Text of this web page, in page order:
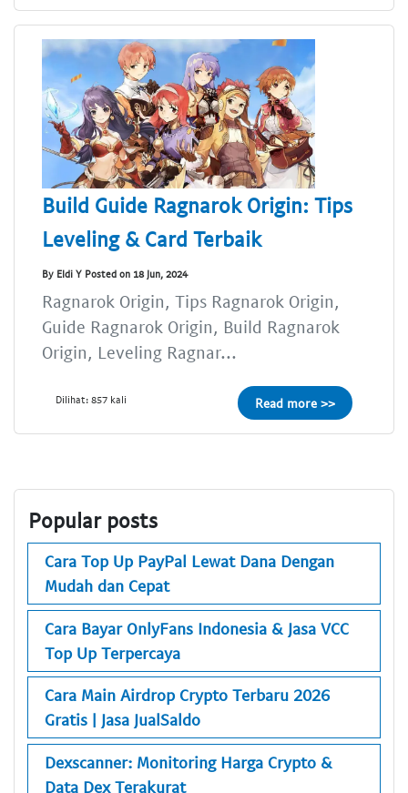
Build Guide Ragnarok Origin: Tips
Leveling & Card Terbaik
By Eldi Y Posted on 18 Jun, 2024
Ragnarok Origin, Tips Ragnarok Origin,
Guide Ragnarok Origin, Build Ragnarok
Origin, Leveling Ragnar...
Dilihat: 857 kali Read more >>
Popular posts
Cara Top Up PayPal Lewat Dana Dengan
Mudah dan Cepat
Cara Bayar OnlyFans Indonesia & Jasa VCC
Top Up Terpercaya
Cara Main Airdrop Crypto Terbaru 2026
Gratis | Jasa JualSaldo
Dexscanner: Monitoring Harga Crypto &
Data Dex Terakurat